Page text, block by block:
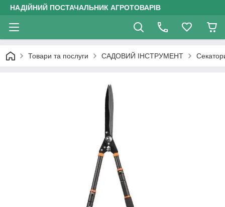
НАДІЙНИЙ ПОСТАЧАЛЬНИК АГРОТОВАРІВ
Товари та послуги САДОВИЙ ІНСТРУМЕНТ